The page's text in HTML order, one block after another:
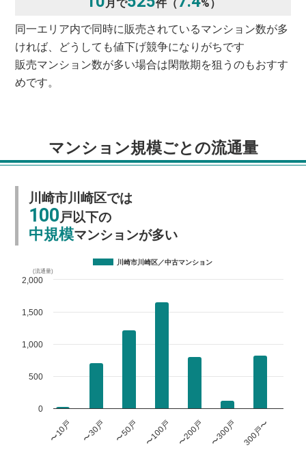
月で 件（
%）
同一エリア内で同時に販売されているマンション数が多
ければ、どうしても値下げ競争になりがちです
販売マンション数が多い場合は閑散期を狙うのもおすす
めです。
マンション規模ごとの流通量
川崎市川崎区では
100戸以下の
中規模マンションが多い
(流通量)
川崎市川崎区／中古マンション
〜10戸 〜30戸 〜50戸 〜100戸 〜200戸 〜300戸 300戸〜
0
500
1,000
1,500
2,000